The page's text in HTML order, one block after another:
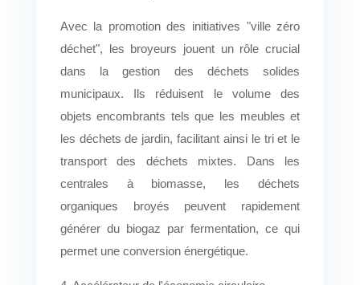
Avec la promotion des initiatives "ville zéro
déchet", les broyeurs jouent un rôle crucial
dans la gestion des déchets solides
municipaux. Ils réduisent le volume des
objets encombrants tels que les meubles et
les déchets de jardin, facilitant ainsi le tri et le
transport des déchets mixtes. Dans les
centrales à biomasse, les déchets
organiques broyés peuvent rapidement
générer du biogaz par fermentation, ce qui
permet une conversion énergétique.